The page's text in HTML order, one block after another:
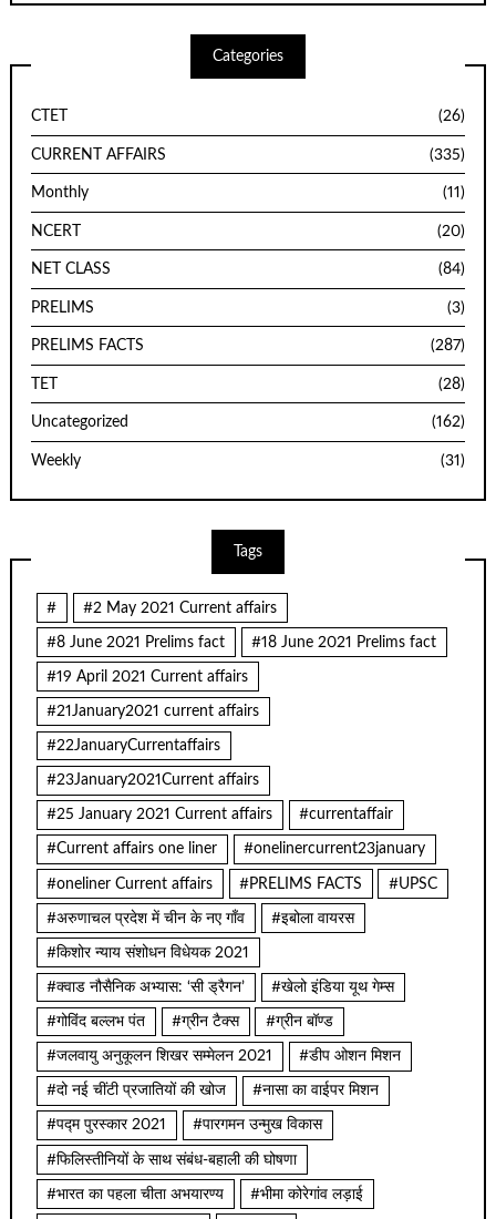
Categories
CTET (26)
CURRENT AFFAIRS (335)
Monthly (11)
NCERT (20)
NET CLASS (84)
PRELIMS (3)
PRELIMS FACTS (287)
TET (28)
Uncategorized (162)
Weekly (31)
Tags
# #2 May 2021 Current affairs
#8 June 2021 Prelims fact #18 June 2021 Prelims fact
#19 April 2021 Current affairs
#21January2021 current affairs
#22JanuaryCurrentaffairs
#23January2021Current affairs
#25 January 2021 Current affairs #currentaffair
#Current affairs one liner #onelinercurrent23january
#oneliner Current affairs #PRELIMS FACTS #UPSC
#अरुणाचल प्रदेश में चीन के नए गाँव #इबोला वायरस
#किशोर न्याय संशोधन विधेयक 2021
#क्वाड नौसैनिक अभ्यास: ‘सी ड्रैगन’ #खेलो इंडिया यूथ गेम्स
#गोविंद बल्लभ पंत #ग्रीन टैक्स #ग्रीन बॉण्ड
#जलवायु अनुकूलन शिखर सम्मेलन 2021 #डीप ओशन मिशन
#दो नई चींटी प्रजातियों की खोज #नासा का वाईपर मिशन
#पद्म पुरस्कार 2021 #पारगमन उन्मुख विकास
#फिलिस्तीनियों के साथ संबंध-बहाली की घोषणा
#भारत का पहला चीता अभयारण्य #भीमा कोरेगांव लड़ाई